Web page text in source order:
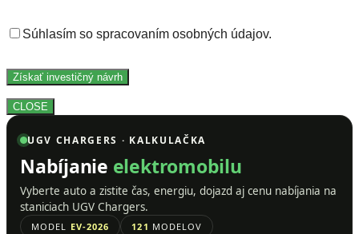
Súhlasím so spracovaním osobných údajov.
CLOSE
UGV CHARGERS · KALKULAČKA
Nabíjanie elektromobilu
Vyberte auto a zistite čas, energiu, dojazd aj cenu nabíjania na
staniciach UGV Chargers.
MODEL EV-2026 121 MODELOV